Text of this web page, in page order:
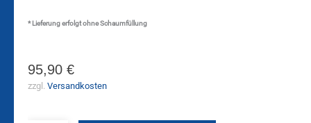
* Lieferung erfolgt ohne Schaumfüllung
95,90 €
zzgl. Versandkosten